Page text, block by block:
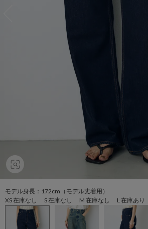
モデル身長：172cm（モデル丈着用）
XS 在庫なし S 在庫なし M 在庫なし L 在庫あり